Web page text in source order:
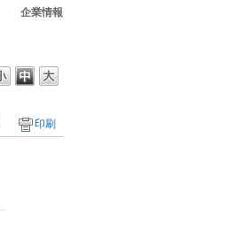
企業情報
印刷